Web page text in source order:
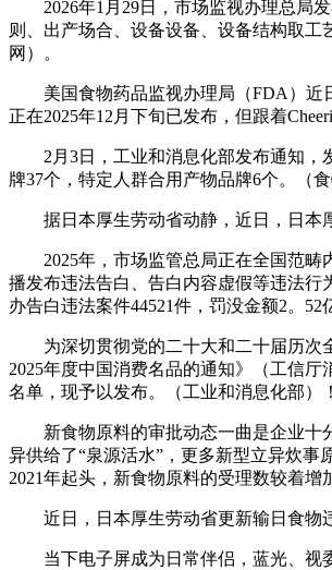
2026年1月29日，市场监视办理总局发
则、出产场合、设备设备、设备结构取
网）。
美国食物药品监视办理局（FDA）近日
正在2025年12月下旬已发布，但跟着
2月3日，工业和消息化部发布通知，发
牌37个，特定人群合用产物品牌6个。（食
据日本厚生劳动省动静，近日，日本厚
2025年，市场监管总局正在全国范畴
播发布违法告白、告白内容虚假等违法行
办告白违法案件44521件，罚没金额2。
为深切贯彻党的二十大和二十届历次全
2025年度中国消费名品的通知》（工信
名单，现予以发布。（工业和消息化部）！
新食物原料的审批动态一曲是企业十分
异供给了“泉源活水”，更多新型立异炊事
2021年起头，新食物原料的受理数较着增
近日，日本厚生劳动省更新输日食物违
当下电子屏成为日常伴侣，蓝光、视委